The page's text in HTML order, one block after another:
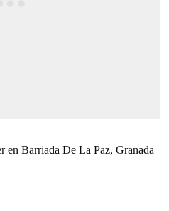
en Barriada De La Paz, Granada